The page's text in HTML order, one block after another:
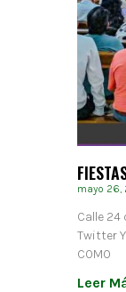
mayo 26,
Calle 24
Twitter
COMO
Leer